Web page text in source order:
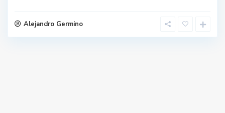
Alejandro Germino